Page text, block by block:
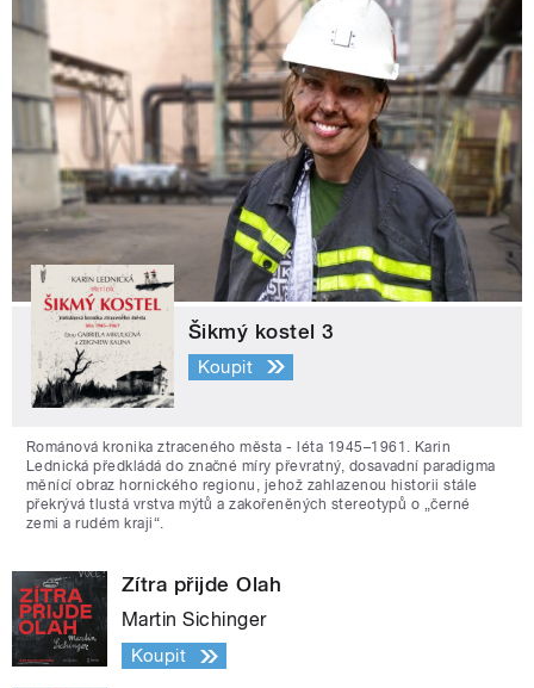
Šikmý kostel 3
Koupit
Románová kronika ztraceného města - léta 1945–1961. Karin
Lednická předkládá do značné míry převratný, dosavadní paradigma
měnící obraz hornického regionu, jehož zahlazenou historii stále
překrývá tlustá vrstva mýtů a zakořeněných stereotypů o „černé
zemi a rudém kraji“.
Zítra přijde Olah
Martin Sichinger
Koupit